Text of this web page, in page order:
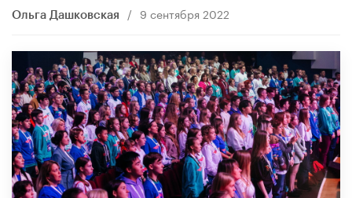
Ольга Дашковская / 9 сентября 2022